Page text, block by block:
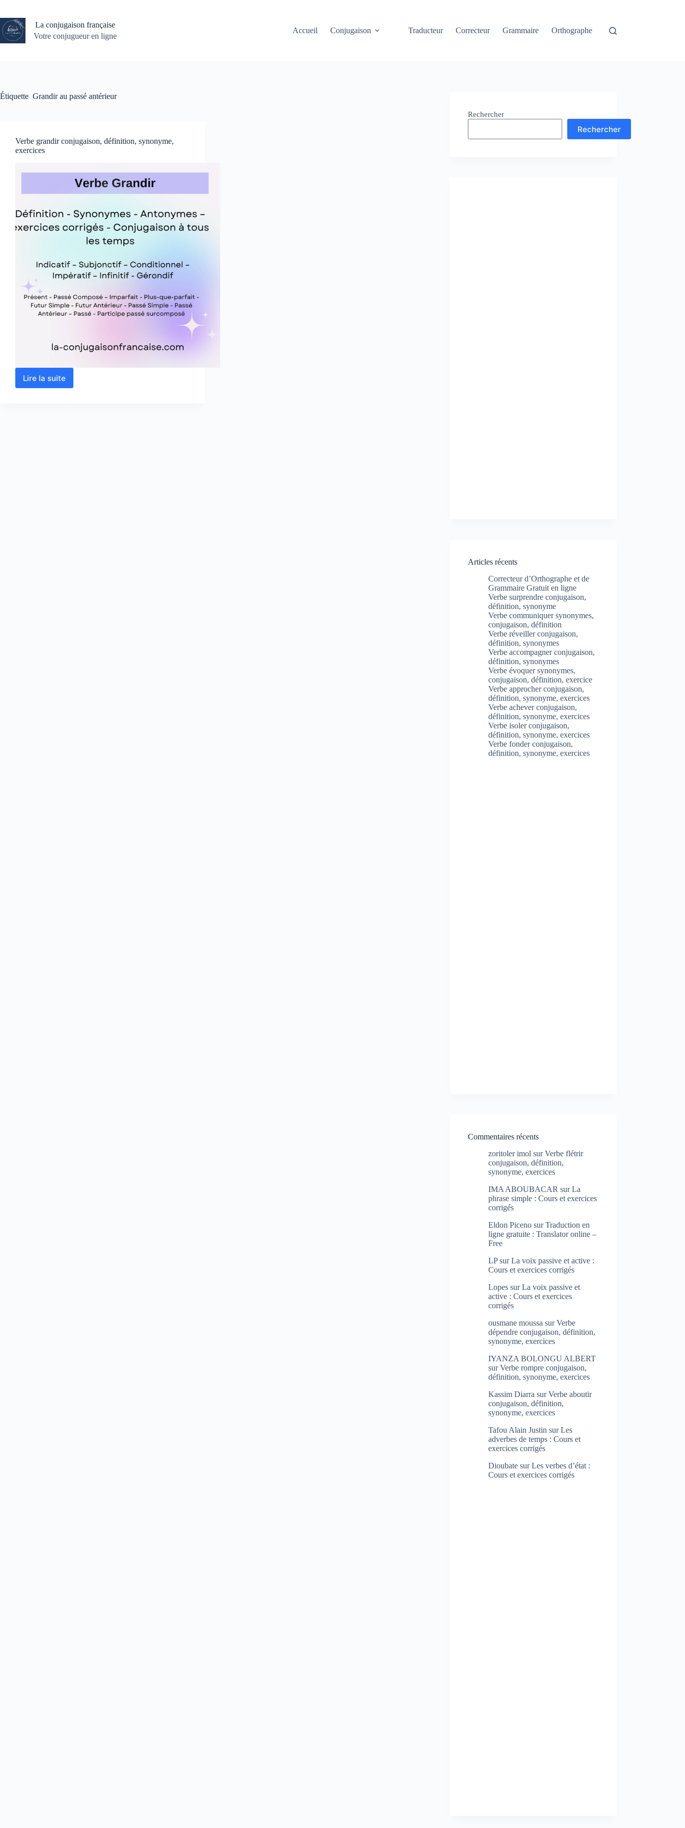
contenu
La conjugaison française
Votre conjugueur en ligne
Accueil Conjugaison Traducteur Correcteur Grammaire Orthographe
Étiquette Grandir au passé antérieur
Verbe grandir conjugaison, définition, synonyme,
exercices
Lire la suite
Verbe
Rechercher
Rechercher
Articles récents
Correcteur d’Orthographe et de
Grammaire Gratuit en ligne
Verbe surprendre conjugaison,
définition, synonyme
Verbe communiquer synonymes,
conjugaison, définition
Verbe réveiller conjugaison,
définition, synonymes
Verbe accompagner conjugaison,
définition, synonymes
Verbe évoquer synonymes,
conjugaison, définition, exercice
Verbe approcher conjugaison,
définition, synonyme, exercices
Verbe achever conjugaison,
définition, synonyme, exercices
Verbe isoler conjugaison,
définition, synonyme, exercices
Verbe fonder conjugaison,
définition, synonyme, exercices
Commentaires récents
zoritoler imol surVerbe flétrir
conjugaison, définition,
synonyme, exercices
IMA ABOUBACAR surLa
phrase simple : Cours et exercices
corrigés
Eldon Piceno surTraduction en
ligne gratuite : Translator online –
Free
LPsurLa voix passive et active :
Cours et exercices corrigés
Lopes surLa voix passive et
active : Cours et exercices
corrigés
ousmane moussa surVerbe
dépendre conjugaison, définition,
synonyme, exercices
IYANZA BOLONGU ALBERT
surVerbe rompre conjugaison,
définition, synonyme, exercices
Kassim Diarra surVerbe aboutir
conjugaison, définition,
synonyme, exercices
Tafou Alain Justin surLes
adverbes de temps : Cours et
exercices corrigés
Dioubate surLes verbes d’état :
Cours et exercices corrigés